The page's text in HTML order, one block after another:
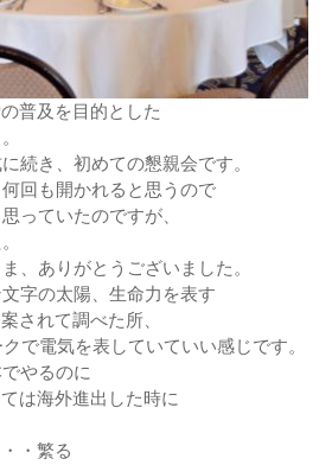
普及を目的とした
続き、初めての懇親会です。
回も開かれると思うので
っていたのですが、
、ありがとうございました。
字の太陽、生命力を表す
されて調べた所、
で電気を表していていい感じです。
やるのに
は海外進出した時に
・繁る